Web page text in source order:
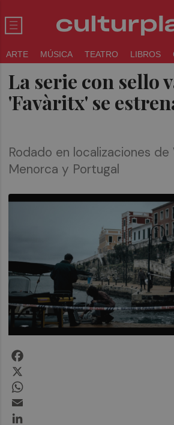
ARTE MÚSICA TEATRO LIBROS
La serie con sello
'Favàritx' se
Rodado en localizaciones de
Menorca y Portugal